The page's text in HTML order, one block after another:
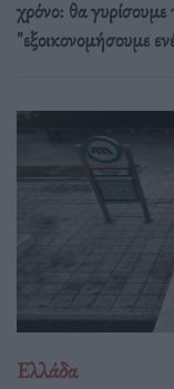
χρόνο: θα
"εξοικονομήσουμε
Ελλάδα